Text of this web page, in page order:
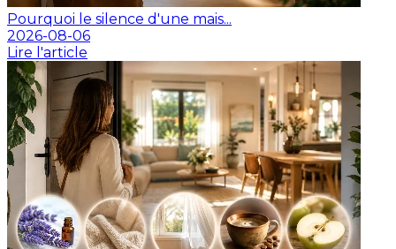
Pourquoi le silence d'une mais...
2026-08-06
Lire l'article